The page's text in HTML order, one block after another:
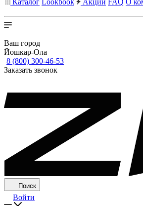
Каталог Lookbook Акции FAQ О
Ваш город
Йошкар-Ола
8 (800) 300-46-53
Заказать звонок
Поиск
Войти